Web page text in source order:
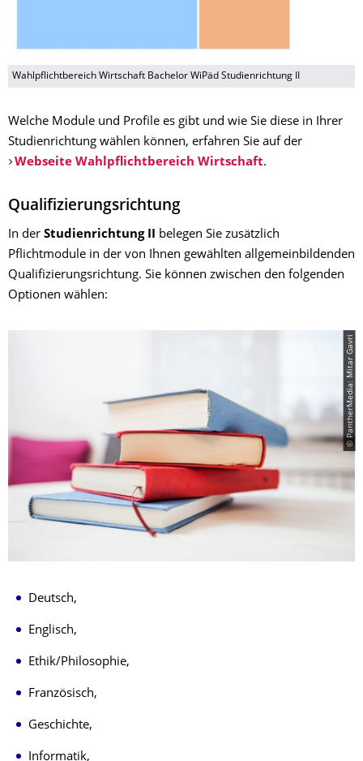
Wahlpflichtbereich Wirtschaft Bachelor WiPäd Studienrichtung II
Welche Module und Profile es gibt und wie Sie diese in Ihrer
Studienrichtung wählen können, erfahren Sie auf der
Webseite Wahlpflichtbereich Wirtschaft.
Qualifizierungsrichtung
In der Studienrichtung II
belegen Sie zusätzlich
Pflichtmodule in der von Ihnen gewählten allgemeinbildenden
Qualifizierungsrichtung. Sie können zwischen den folgenden
Optionen wählen:
© PantherMedia: Mitar Gavri
Deutsch,
Englisch,
Ethik/Philosophie,
Französisch,
Geschichte,
Informatik,